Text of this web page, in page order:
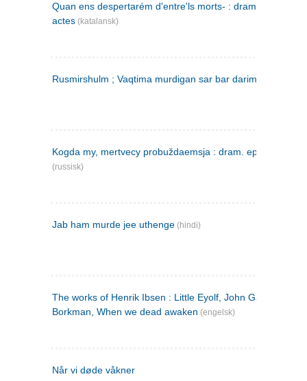
Quan ens despertarém d'entre'ls morts- : drama en tres
actes (katalansk)
Rusmirshulm ; Vaqtima murdigan sar bar darim
Kogda my, mertvecy probuždaemsja : dram. epilog v 3 d
(russisk)
Jab ham murde jee uthenge (hindi)
The works of Henrik Ibsen : Little Eyolf, John Gabriel
Borkman, When we dead awaken (engelsk)
Når vi døde våkner